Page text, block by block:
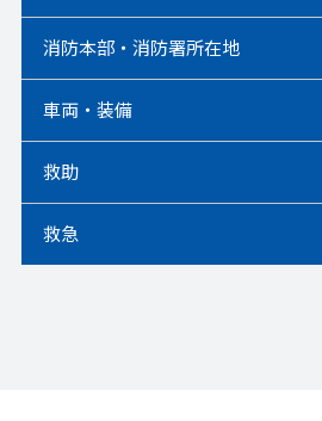
消防本部・消防署所在地
車両・装備
救助
救急